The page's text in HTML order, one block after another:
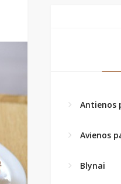
Antienos
Avienos
Blynai